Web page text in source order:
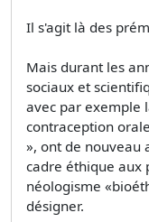
Il s'agit là des
Mais durant les
sociaux et
avec par exemple
contraception
», ont de nouveau
cadre éthique aux
néologisme
désigner.